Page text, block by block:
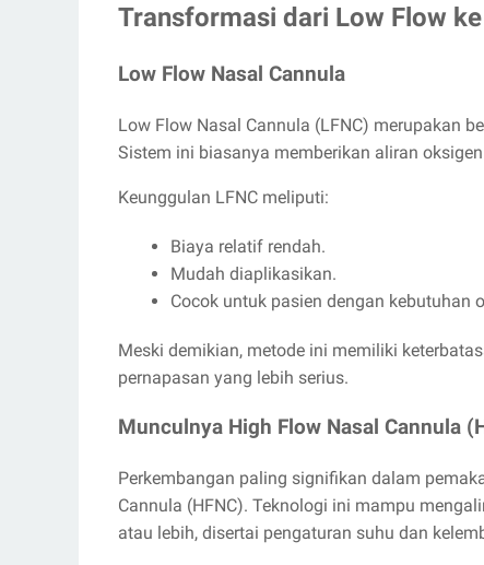
Transformasi dari Low Flow
Low Flow Nasal Cannula
Low Flow Nasal Cannula (LFNC) merupakan
Sistem ini biasanya memberikan aliran
Keunggulan LFNC meliputi:
Biaya relatif rendah.
Mudah diaplikasikan.
Cocok untuk pasien dengan kebutuhan
Meski demikian, metode ini memiliki
pernapasan yang lebih serius.
Munculnya High Flow Nasal Cannula
Perkembangan paling signifikan dalam
Cannula (HFNC). Teknologi ini mampu
atau lebih, disertai pengaturan suhu dan